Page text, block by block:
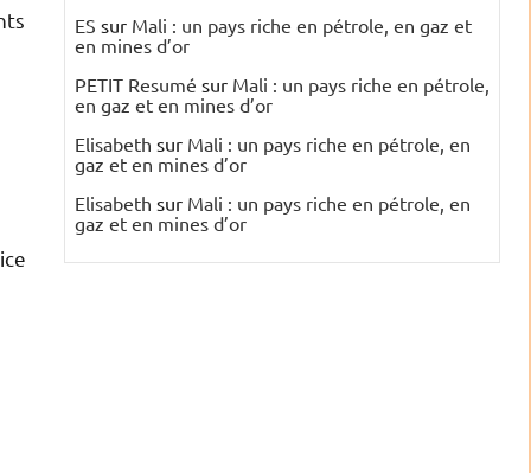
ES sur Mali : un pays riche en pétrole, en gaz et
en mines d’or
PETIT Resumé sur Mali : un pays riche en pétrole,
en gaz et en mines d’or
Elisabeth sur Mali : un pays riche en pétrole, en
gaz et en mines d’or
Elisabeth sur Mali : un pays riche en pétrole, en
gaz et en mines d’or